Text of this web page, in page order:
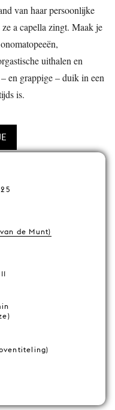
van haar persoonlijke
a capella zingt. Maak je
uithalen en
en grappige – duik in een
is.
de Munt)